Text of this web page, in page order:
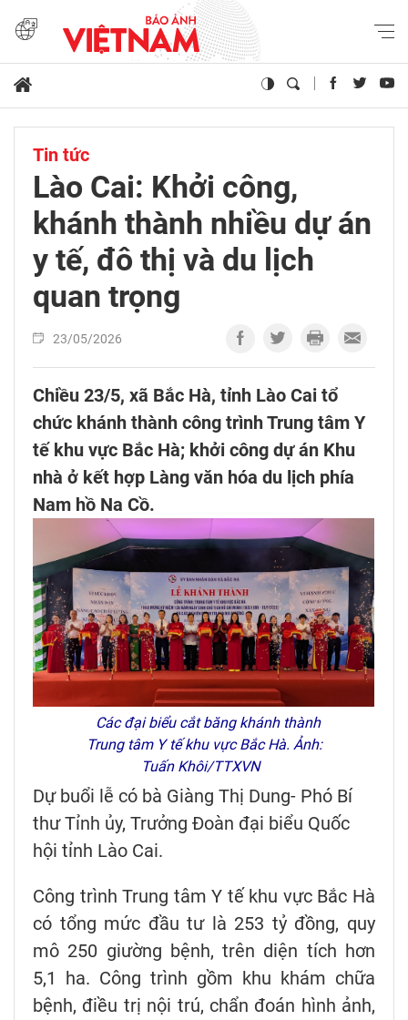
Tin tức
Lào Cai: Khởi công,
khánh thành nhiều dự án
y tế, đô thị và du lịch
quan trọng
23/05/2026
Chiều 23/5, xã Bắc Hà, tỉnh Lào Cai tổ
chức khánh thành công trình Trung tâm Y
tế khu vực Bắc Hà; khởi công dự án Khu
nhà ở kết hợp Làng văn hóa du lịch phía
Nam hồ Na Cồ.
Các đại biểu cắt băng khánh thành
Trung tâm Y tế khu vực Bắc Hà. Ảnh:
Tuấn Khôi/TTXVN
Dự buổi lễ có bà Giàng Thị Dung- Phó Bí
thư Tỉnh ủy, Trưởng Đoàn đại biểu Quốc
hội tỉnh Lào Cai.
Công trình Trung tâm Y tế khu vực Bắc Hà
có tổng mức đầu tư là 253 tỷ đồng, quy
mô 250 giường bệnh, trên diện tích hơn
5,1 ha. Công trình gồm khu khám chữa
bệnh, điều trị nội trú, chẩn đoán hình ảnh,